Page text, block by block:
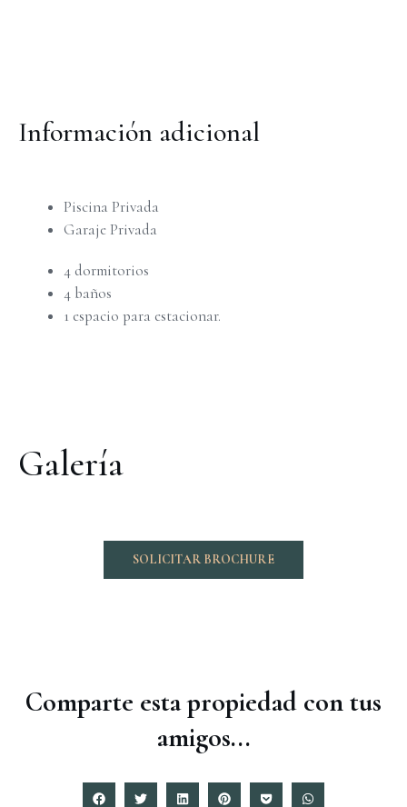
Información adicional
Piscina Privada
Garaje Privada
4 dormitorios
4 baños
1 espacio para estacionar.
Galería
SOLICITAR BROCHURE
Comparte esta propiedad con tus
amigos...